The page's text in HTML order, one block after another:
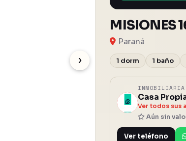
›
MISIONES
Paraná
1 dorm 1 baño
C
Casa
Ver todos sus
Aún sin
Ver teléfono